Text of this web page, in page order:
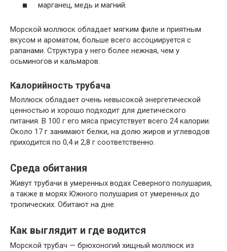
марганец, медь и магний.
Морской моллюск обладает мягким филе и приятным
вкусом и ароматом, больше всего ассоциируется с
рапанами. Структура у него более нежная, чем у
осьминогов и кальмаров.
Калорийность трубача
Моллюск обладает очень невысокой энергетической
ценностью и хорошо подходит для диетического
питания. В 100 г его мяса присутствует всего 24 калории.
Около 17 г занимают белки, на долю жиров и углеводов
приходится по 0,4 и 2,8 г соответственно.
Среда обитания
Живут трубачи в умеренных водах Северного полушария,
а также в морях Южного полушария от умеренных до
тропических. Обитают на дне.
Как выглядит и где водится
Морской трубач — брюхоногий хищный моллюск из